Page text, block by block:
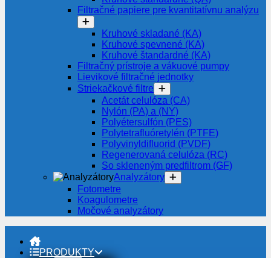
Filtračné papiere pre kvantitatívnu analýzu
Kruhové skladané (KA)
Kruhové spevnené (KA)
Kruhové štandardné (KA)
Filtračný prístroje a vákuové pumpy
Lievikové filtračné jednotky
Striekačkové filtre
Acetát celulóza (CA)
Nylón (PA) a (NY)
Polyétersulfón (PES)
Polytetrafluóretylén (PTFE)
Polyvinyldifluorid (PVDF)
Regenerovaná celulóza (RC)
So skleneným predfiltrom (GF)
Analyzátory
Fotometre
Koagulometre
Močové analyzátory
PRODUKTY